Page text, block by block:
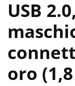
USB
oro